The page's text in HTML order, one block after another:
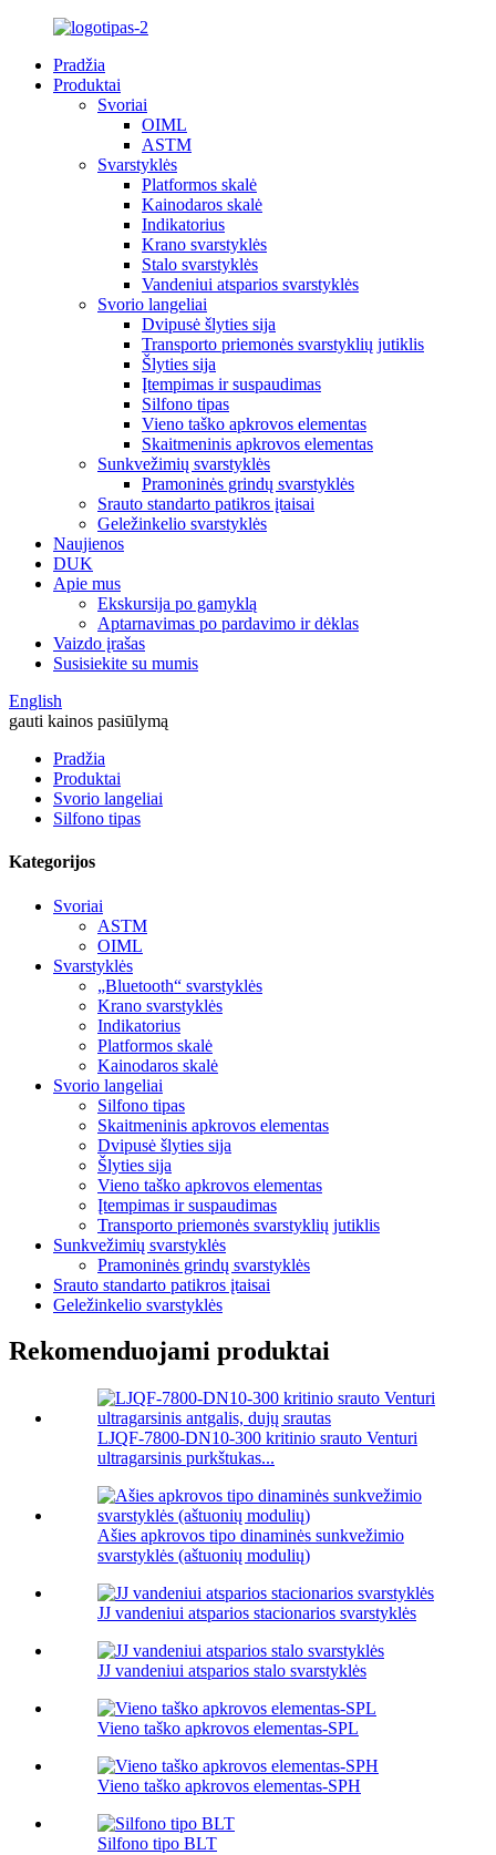
Pradžia
Produktai
Svoriai
OIML
ASTM
Svarstyklės
Platformos skalė
Kainodaros skalė
Indikatorius
Krano svarstyklės
Stalo svarstyklės
Vandeniui atsparios svarstyklės
Svorio langeliai
Dvipusė šlyties sija
Transporto priemonės svarstyklių jutiklis
Šlyties sija
Įtempimas ir suspaudimas
Silfono tipas
Vieno taško apkrovos elementas
Skaitmeninis apkrovos elementas
Sunkvežimių svarstyklės
Pramoninės grindų svarstyklės
Srauto standarto patikros įtaisai
Geležinkelio svarstyklės
Naujienos
DUK
Apie mus
Ekskursija po gamyklą
Aptarnavimas po pardavimo ir dėklas
Vaizdo įrašas
Susisiekite su mumis
English
gauti kainos pasiūlymą
Pradžia
Produktai
Svorio langeliai
Silfono tipas
Kategorijos
Svoriai
ASTM
OIML
Svarstyklės
„Bluetooth“ svarstyklės
Krano svarstyklės
Indikatorius
Platformos skalė
Kainodaros skalė
Svorio langeliai
Silfono tipas
Skaitmeninis apkrovos elementas
Dvipusė šlyties sija
Šlyties sija
Vieno taško apkrovos elementas
Įtempimas ir suspaudimas
Transporto priemonės svarstyklių jutiklis
Sunkvežimių svarstyklės
Pramoninės grindų svarstyklės
Srauto standarto patikros įtaisai
Geležinkelio svarstyklės
Rekomenduojami produktai
LJQF-7800-DN10-300 kritinio srauto Venturi
ultragarsinis purkštukas...
Ašies apkrovos tipo dinaminės sunkvežimio
svarstyklės (aštuonių modulių)
JJ vandeniui atsparios stacionarios svarstyklės
JJ vandeniui atsparios stalo svarstyklės
Vieno taško apkrovos elementas-SPL
Vieno taško apkrovos elementas-SPH
Silfono tipo BLT